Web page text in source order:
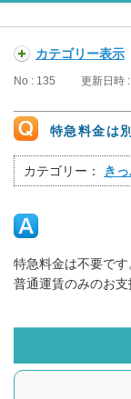
カテゴリー表示
No : 135 更新日時
特急料金は
カテゴリー： き
特急料金は不要です
普通運賃のみのお支